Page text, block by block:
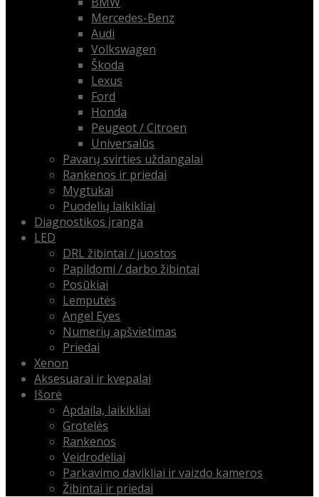
Mercedes-Benz
Audi
Volkswagen
Škoda
Lexus
Ford
Honda
Peugeot / Citroen
Universalūs
Pavarų svirties uždangalai
Rankenos ir priedai
Mygtukai
Puodelių laikikliai
Diagnostikos įranga
LED
DRL žibintai / juostos
Papildomi / darbo žibintai
Posūkiai
Lemputės
Angel Eyes
Numerių apšvietimas
Priedai
Xenon
Aksesuarai ir kvepalai
Išorė
Apdaila, laikikliai
Grotelės
Rankenos
Veidrodėliai
Parkavimo davikliai ir vaizdo kameros
Žibintai ir priedai